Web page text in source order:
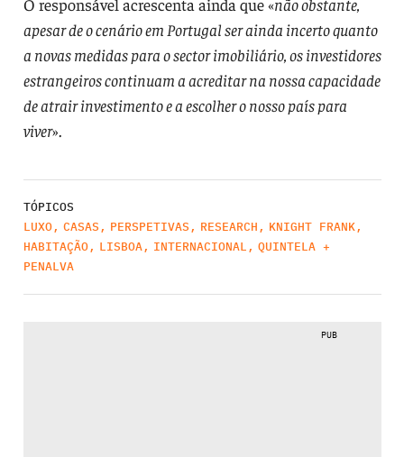
apesar de o cenário em Portugal ser ainda incerto quanto
a novas medidas para o sector imobiliário, os investidores
estrangeiros continuam a acreditar na nossa capacidade
de atrair investimento e a escolher o nosso país para
viver».
TÓPICOS
LUXO, CASAS , PERSPETIVAS , RESEARCH , KNIGHT FRANK,
HABITAÇÃO, LISBOA, INTERNACIONAL , QUINTELA +
PENALVA
PUB